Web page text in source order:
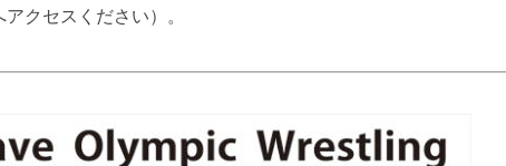
クセスください）。